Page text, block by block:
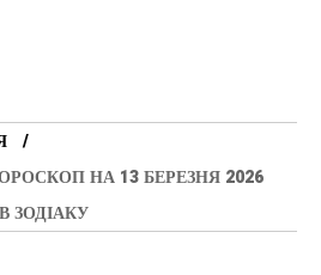
НА 13 БЕРЕЗНЯ 2026
ЗОДІАКУ